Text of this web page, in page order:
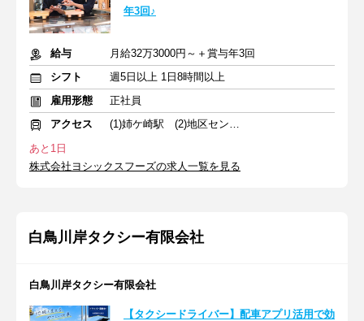
年3回♪
給与
月給32万3000円～＋賞与年3回
シフト
週5日以上 1日8時間以上
雇用形態
正社員
アクセス
(1)姉ケ崎駅 (2)地区センター駅 (3)五井駅
あと1日
株式会社ヨシックスフーズの求人一覧を見る
白鳥川岸タクシー有限会社
白鳥川岸タクシー有限会社
【タクシードライバー】配車アプリ活用で効